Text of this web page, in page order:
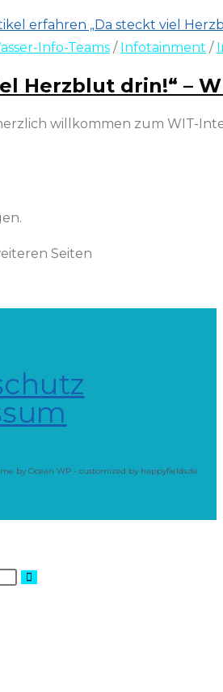
Info-Teams / Infotainment /
Herzblut drin!“ –
willkommen zum WIT-
Seiten
by Ocean WP - customized by happyfields.de